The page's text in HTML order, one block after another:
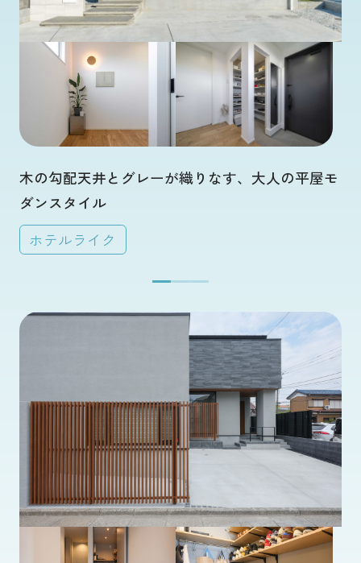
木の勾配天井とグレーが織りなす、大人の平屋モ
ダンスタイル
ホテルライク